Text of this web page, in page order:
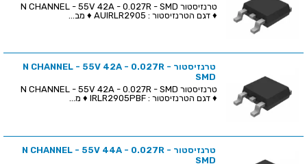
♦ דגם הטרנזיסטור : AUIRLR2905 ♦ מב...
טרנזיסטור N CHANNEL - 55V 42A - 0.027R -
SMD
♦ דגם הטרנזיסטור : IRLR2905PBF ♦ מ...
טרנזיסטור N CHANNEL - 55V 44A - 0.027R -
SMD